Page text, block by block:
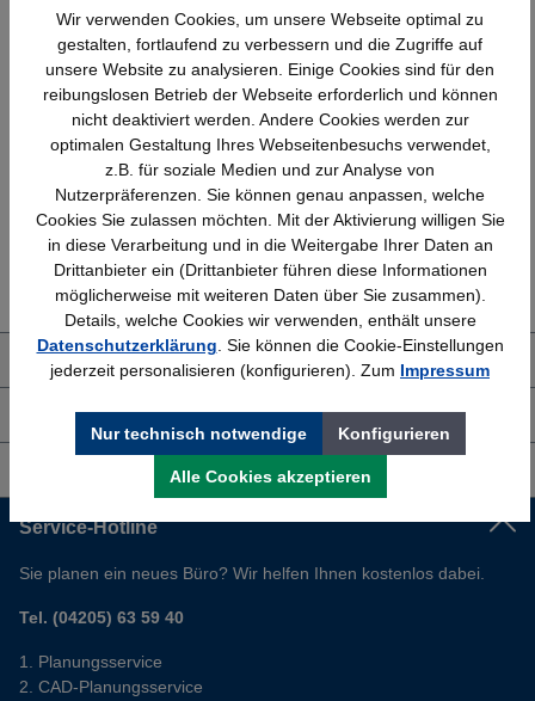
Schnelle Lieferung
Bundesweit
Topmarken
Faire Preise
Erfahrung
Bewährt seit 1958
Kostenlose Beratung
Über uns
Shop Service
Service-Hotline
Sie planen ein neues Büro? Wir helfen Ihnen kostenlos dabei.
Tel. (04205) 63 59 40
Planungsservice
CAD-Planungsservice
Wir verwenden Cookies, um unsere Webseite optimal zu
gestalten, fortlaufend zu verbessern und die Zugriffe auf
unsere Website zu analysieren. Einige Cookies sind für den
reibungslosen Betrieb der Webseite erforderlich und können
nicht deaktiviert werden. Andere Cookies werden zur
optimalen Gestaltung Ihres Webseitenbesuchs verwendet,
z.B. für soziale Medien und zur Analyse von
Nutzerpräferenzen. Sie können genau anpassen, welche
Cookies Sie zulassen möchten. Mit der Aktivierung willigen Sie
in diese Verarbeitung und in die Weitergabe Ihrer Daten an
Drittanbieter ein (Drittanbieter führen diese Informationen
möglicherweise mit weiteren Daten über Sie zusammen).
Details, welche Cookies wir verwenden, enthält unsere
Datenschutzerklärung . Sie können die Cookie-Einstellungen
jederzeit personalisieren (konfigurieren). Zum Impressum
Nur technisch notwendige Konfigurieren
Alle Cookies akzeptieren